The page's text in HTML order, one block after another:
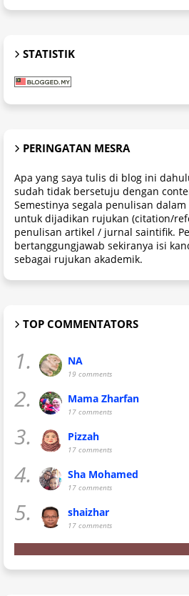
STATISTIK
PERINGATAN MESRA
Apa yang saya tulis di blog ini
sudah tidak bersetuju dengan
Semestinya segala penulisan
untuk dijadikan rujukan (citation/
penulisan artikel / jurnal saintifik.
bertanggungjawab sekiranya isi
sebagai rujukan akademik.
TOP COMMENTATORS
1. NA
19 comments
2. Mama Zharfan
17 comments
3. Pizzah
17 comments
4. Sha Mohamed
17 comments
5. shaizhar
17 comments